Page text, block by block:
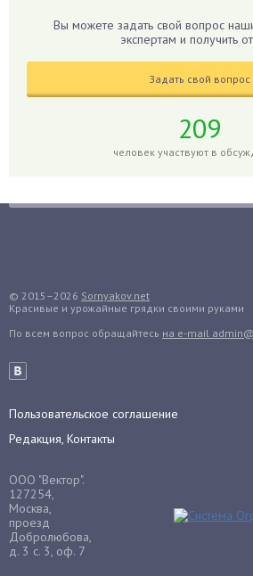
Годжи
Голубика
Гуава
Гузмания
Дайкон
Дендробиум
Денежное дерево
Драцена
Дыня
Ежевика
Вы можете задать свой вопрос
экспертам и получить
Задать свой вопрос
209
человек участвуют в
© 2015–2026 Sornyakov.net
Красивые и урожайные грядки своими руками
По всем вопрос обращайтесь на e-mail
Пользовательское соглашение
Редакция, Контакты
ООО "Вектор".
127254,
Москва,
проезд
Добролюбова,
д. 3 с. 3, оф. 7